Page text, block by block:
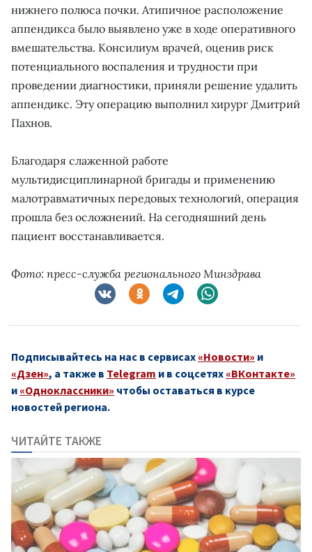
нижнего полюса почки. Атипичное расположение
аппендикса было выявлено уже в ходе оперативного
вмешательства. Консилиум врачей, оценив риск
потенциального воспаления и трудности при
проведении диагностики, приняли решение удалить
аппендикс. Эту операцию выполнил хирург Дмитрий
Пахнов.
Благодаря слаженной работе
мультидисциплинарной бригады и применению
малотравматичных передовых технологий, операция
прошла без осложнений. На сегодняшний день
пациент восстанавливается.
Фото: пресс-служба регионального Минздрава
Подписывайтесь на нас в сервисах «Новости» и
«Дзен», а также в Telegram и в соцсетях «ВКонтакте»
и «Одноклассники» чтобы оставаться в курсе
новостей региона.
ЧИТАЙТЕ ТАКЖЕ